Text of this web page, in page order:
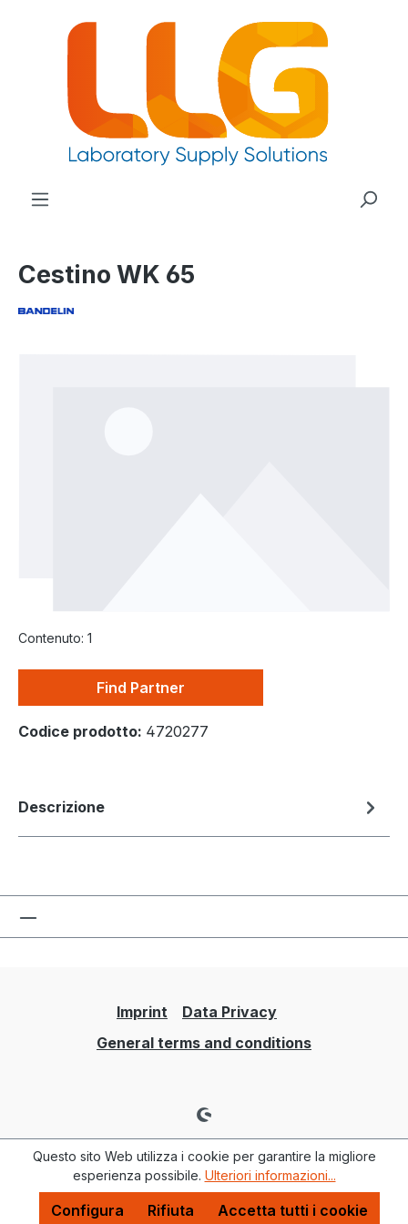
principale
Cestino WK 65
Contenuto: 1
Find Partner
Codice prodotto: 4720277
Descrizione
Imprint
Data Privacy
General terms and conditions
Questo sito Web utilizza i cookie per garantire la migliore
esperienza possibile. Ulteriori informazioni...
Rifiuta
Configura Accetta tutti i cookie